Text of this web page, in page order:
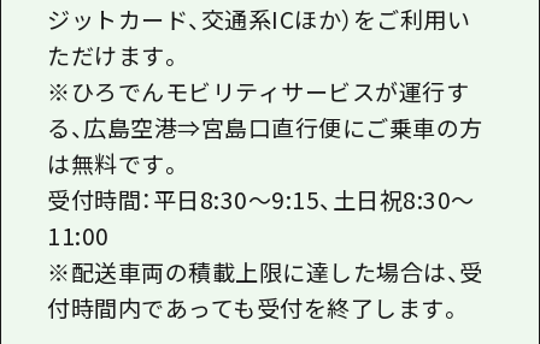
ジットカード、交通系ICほか）をご利用い
ただけます。
※ひろでんモビリティサービスが運行す
る、広島空港⇒宮島口直行便にご乗車の方
は無料です。
受付時間：平日8:30～9:15、土日祝8:30～
11:00
※配送車両の積載上限に達した場合は、受
付時間内であっても受付を終了します。